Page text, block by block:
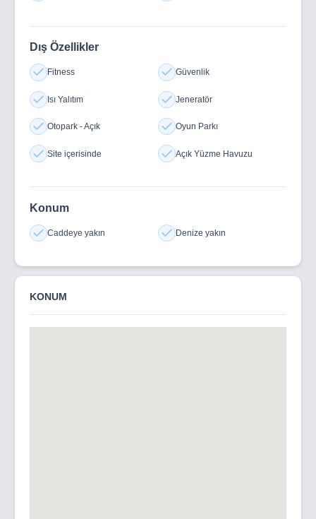
Dış Özellikler
Fitness Güvenlik
Isı Yalıtım Jeneratör
Otopark - Açık Oyun Parkı
Site içerisinde Açık Yüzme Havuzu
Konum
Caddeye yakın Denize yakın
KONUM